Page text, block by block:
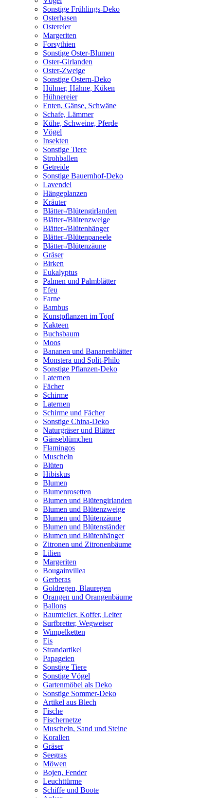
Sonstige Frühlings-Deko
Osterhasen
Ostereier
Margeriten
Forsythien
Sonstige Oster-Blumen
Oster-Girlanden
Oster-Zweige
Sonstige Ostern-Deko
Hühner, Hähne, Küken
Hühnereier
Enten, Gänse, Schwäne
Schafe, Lämmer
Kühe, Schweine, Pferde
Vögel
Insekten
Sonstige Tiere
Strohballen
Getreide
Sonstige Bauernhof-Deko
Lavendel
Hängeplanzen
Kräuter
Blätter-/Blütengirlanden
Blätter-/Blütenzweige
Blätter-/Blütenhänger
Blätter-/Blütenpaneele
Blätter-/Blütenzäune
Gräser
Birken
Eukalyptus
Palmen und Palmblätter
Efeu
Farne
Bambus
Kunstpflanzen im Topf
Kakteen
Buchsbaum
Moos
Bananen und Bananenblätter
Monstera und Split-Philo
Sonstige Pflanzen-Deko
Laternen
Fächer
Schirme
Laternen
Schirme und Fächer
Sonstige China-Deko
Naturgräser und Blätter
Gänseblümchen
Flamingos
Muscheln
Blüten
Hibiskus
Blumen
Blumenrosetten
Blumen und Blütengirlanden
Blumen und Blütenzweige
Blumen und Blütenzäune
Blumen und Blütenständer
Blumen und Blütenhänger
Zitronen und Zitronenbäume
Lilien
Margeriten
Bougainvillea
Gerberas
Goldregen, Blauregen
Orangen und Orangenbäume
Ballons
Raumteiler, Koffer, Leiter
Surfbretter, Wegweiser
Wimpelketten
Eis
Strandartikel
Papageien
Sonstige Tiere
Sonstige Vögel
Gartenmöbel als Deko
Sonstige Sommer-Deko
Artikel aus Blech
Fische
Fischernetze
Muscheln, Sand und Steine
Korallen
Gräser
Seegras
Möwen
Bojen, Fender
Leuchttürme
Schiffe und Boote